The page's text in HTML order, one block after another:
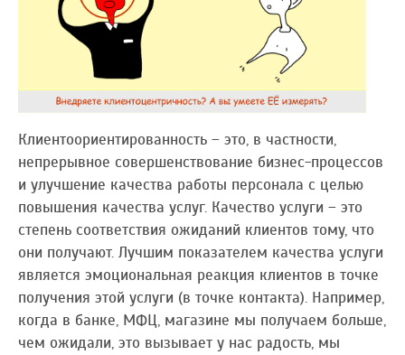
Клиентоориентированность – это, в частности,
непрерывное совершенствование бизнес-процессов
и улучшение качества работы персонала с целью
повышения качества услуг. Качество услуги – это
степень соответствия ожиданий клиентов тому, что
они получают. Лучшим показателем качества услуги
является эмоциональная реакция клиентов в точке
получения этой услуги (в точке контакта). Например,
когда в банке, МФЦ, магазине мы получаем больше,
чем ожидали, это вызывает у нас радость, мы